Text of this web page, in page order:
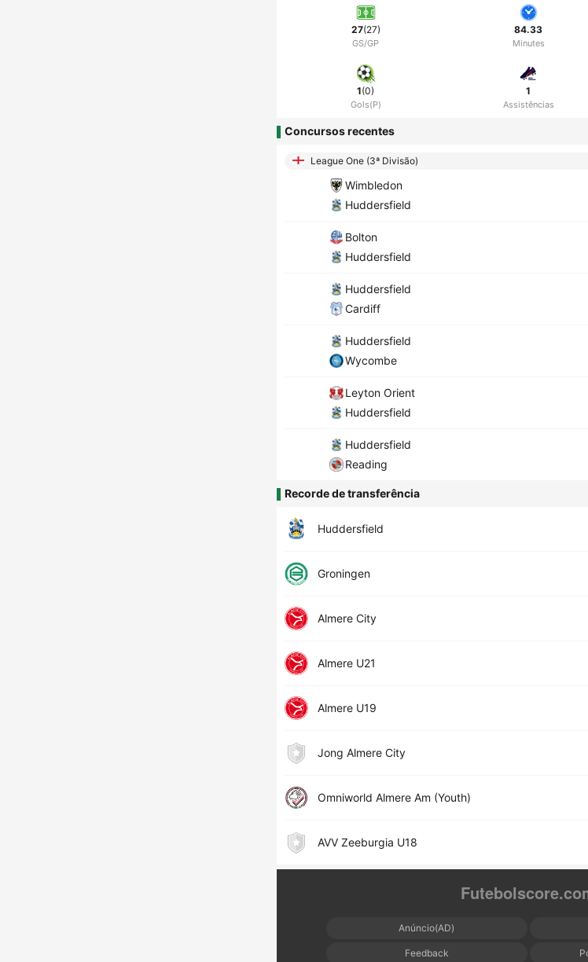
27(27)
GS/GP
84.33
Minutes
1(0)
Gols(P)
1
Assistências
Concursos recentes
League One (3ª Divisão)
Wimbledon
Huddersfield
Bolton
Huddersfield
Huddersfield
Cardiff
Huddersfield
Wycombe
Leyton Orient
Huddersfield
Huddersfield
Reading
Recorde de transferência
Huddersfield
Groningen
Almere City
Almere U21
Almere U19
Jong Almere City
Omniworld Almere Am (Youth)
AVV Zeeburgia U18
Anúncio(AD)
Feedback